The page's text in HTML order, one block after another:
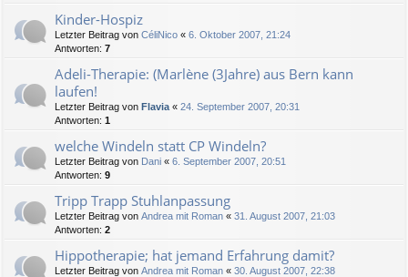
Kinder-Hospiz
Letzter Beitrag von CéliNico « 6. Oktober 2007, 21:24
Antworten: 7
Adeli-Therapie: (Marlène (3Jahre) aus Bern kann
laufen!
Letzter Beitrag von Flavia « 24. September 2007, 20:31
Antworten: 1
welche Windeln statt CP Windeln?
Letzter Beitrag von Dani « 6. September 2007, 20:51
Antworten: 9
Tripp Trapp Stuhlanpassung
Letzter Beitrag von Andrea mit Roman « 31. August 2007, 21:03
Antworten: 2
Hippotherapie; hat jemand Erfahrung damit?
Letzter Beitrag von Andrea mit Roman « 30. August 2007, 22:38